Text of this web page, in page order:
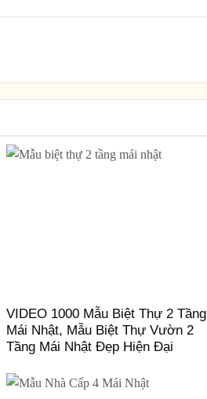
VIDEO 1000 Mẫu Biệt Thự 2 Tầng
Mái Nhật, Mẫu Biệt Thự Vườn 2
Tầng Mái Nhật Đẹp Hiện Đại